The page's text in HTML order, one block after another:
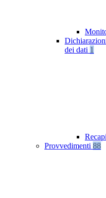
dei dati 1
Provvedimenti 88